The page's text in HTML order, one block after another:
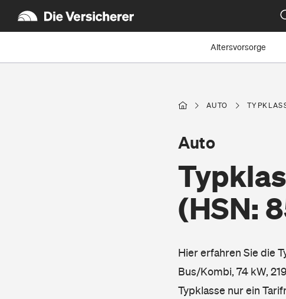
Altersvorsorge
AUTO
(HSN:
Auto
Hier erfahren Sie die
Bus/Kombi, 74 kW,
Typklasse nur ein